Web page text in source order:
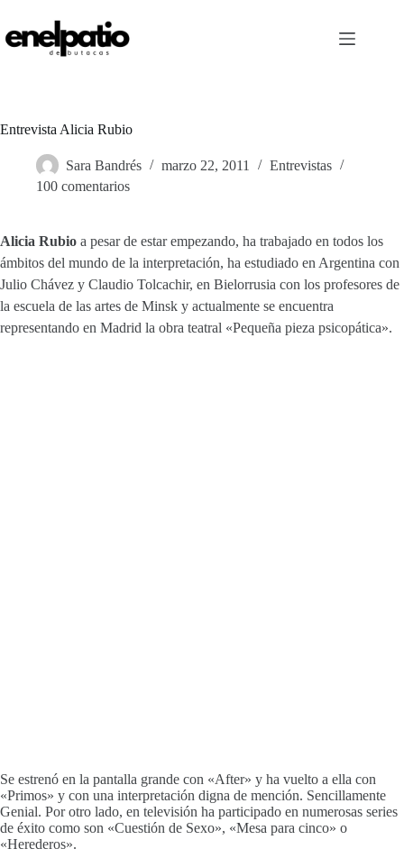
contenido
Entrevista Alicia Rubio
Sara Bandrés marzo 22, 2011
Entrevistas
100 comentarios
Alicia Rubio a pesar de estar empezando, ha trabajado en todos los
ámbitos del mundo de la interpretación, ha estudiado en Argentina con
Julio Chávez y Claudio Tolcachir, en Bielorrusia con los profesores de
la escuela de las artes de Minsk y actualmente se encuentra
representando en Madrid la obra teatral «Pequeña pieza psicopática».
Se estrenó en la pantalla grande con «After» y ha vuelto a ella con
«Primos» y con una interpretación digna de mención. Sencillamente
Genial. Por otro lado, en televisión ha participado en numerosas series
de éxito como son «Cuestión de Sexo», «Mesa para cinco» o
«Herederos».